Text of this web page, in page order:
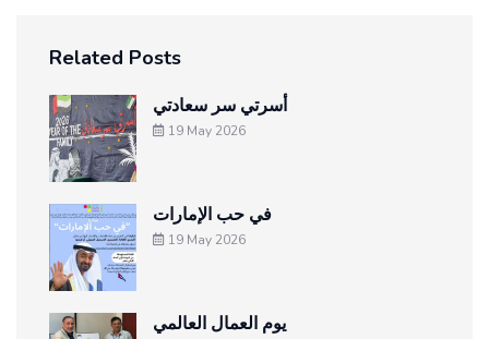
Related Posts
أسرتي سر سعادتي
19 May 2026
في حب الإمارات
19 May 2026
يوم العمال العالمي